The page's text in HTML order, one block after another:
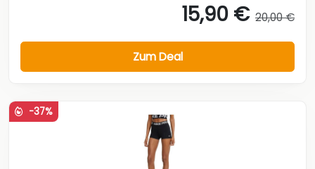
15,90 € 20,00 €
Zum Deal
-37%